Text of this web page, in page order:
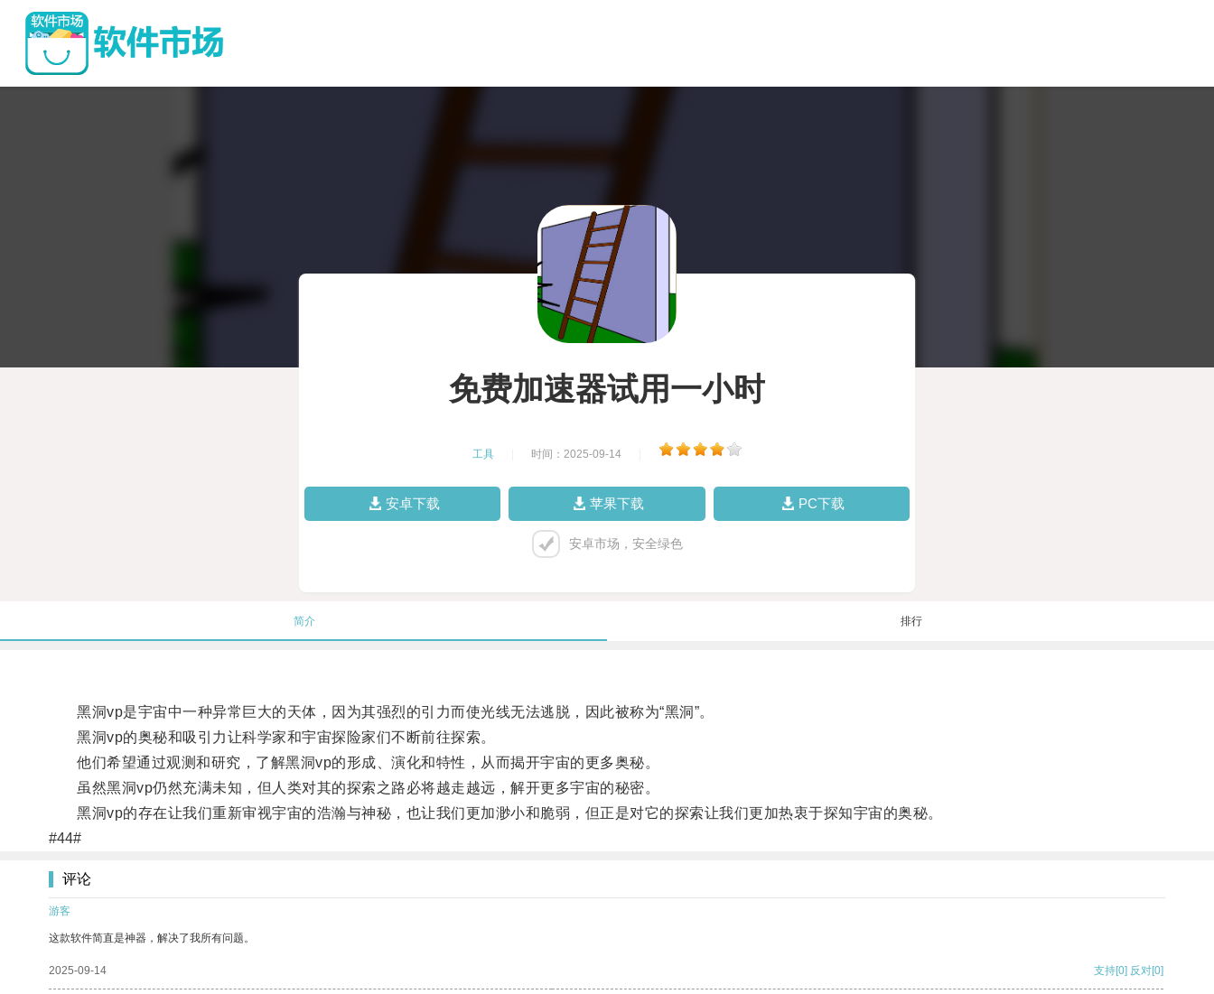
免费加速器试用一小时
工具 时间：2025-09-14
安卓下载 苹果下载 PC下载
安卓市场，安全绿色
简介 排行
黑洞vp是宇宙中一种异常巨大的天体，因为其强烈的引力而使光线无法逃脱，因此被称为“黑洞”。
黑洞vp的奥秘和吸引力让科学家和宇宙探险家们不断前往探索。
他们希望通过观测和研究，了解黑洞vp的形成、演化和特性，从而揭开宇宙的更多奥秘。
虽然黑洞vp仍然充满未知，但人类对其的探索之路必将越走越远，解开更多宇宙的秘密。
黑洞vp的存在让我们重新审视宇宙的浩瀚与神秘，也让我们更加渺小和脆弱，但正是对它的探索让我们更加热衷于探知宇宙的奥秘。
#44#
评论
游客
这款软件简直是神器，解决了我所有问题。
2025-09-14 支持[0] 反对[0]